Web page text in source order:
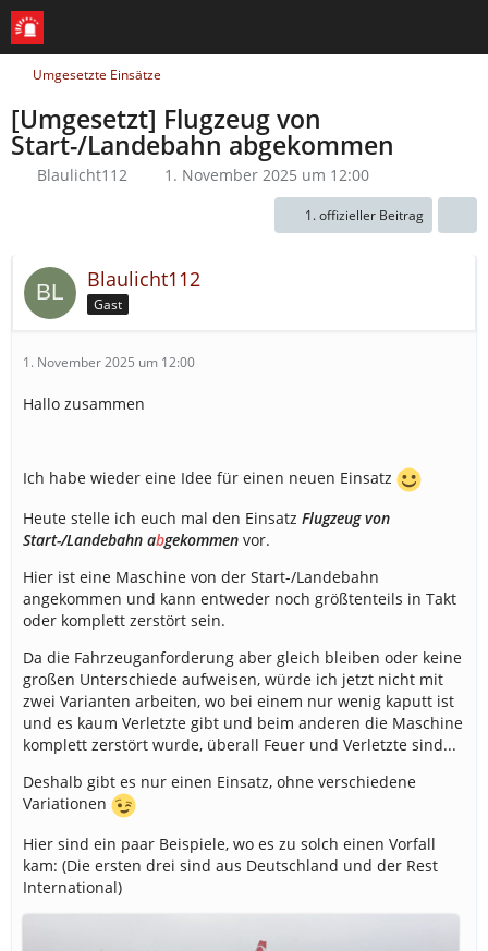
Umgesetzte Einsätze
[Umgesetzt] Flugzeug von
Start-/Landebahn abgekommen
Blaulicht112 1. November 2025 um 12:00
1. offizieller Beitrag
Blaulicht112
Gast
1. November 2025 um 12:00
Hallo zusammen
Ich habe wieder eine Idee für einen neuen Einsatz
Heute stelle ich euch mal den Einsatz Flugzeug von
Start-/Landebahn abgekommen vor.
Hier ist eine Maschine von der Start-/Landebahn
angekommen und kann entweder noch größtenteils in Takt
oder komplett zerstört sein.
Da die Fahrzeuganforderung aber gleich bleiben oder keine
großen Unterschiede aufweisen, würde ich jetzt nicht mit
zwei Varianten arbeiten, wo bei einem nur wenig kaputt ist
und es kaum Verletzte gibt und beim anderen die Maschine
komplett zerstört wurde, überall Feuer und Verletzte sind...
Deshalb gibt es nur einen Einsatz, ohne verschiedene
Variationen
Hier sind ein paar Beispiele, wo es zu solch einen Vorfall
kam: (Die ersten drei sind aus Deutschland und der Rest
International)